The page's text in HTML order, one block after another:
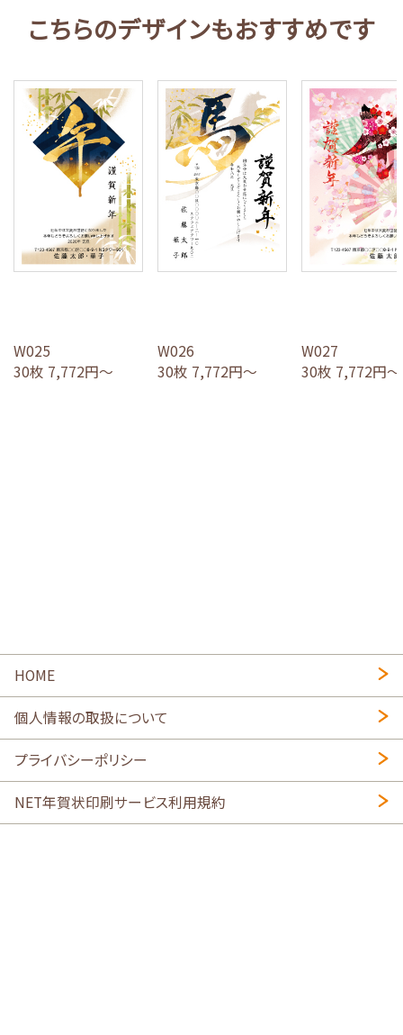
こちらのデザインもおすすめです
W025
30枚 7,772円～
W026
30枚 7,772円～
W027
30枚 7,772円～
HOME
個人情報の取扱について
プライバシーポリシー
NET年賀状印刷サービス利用規約